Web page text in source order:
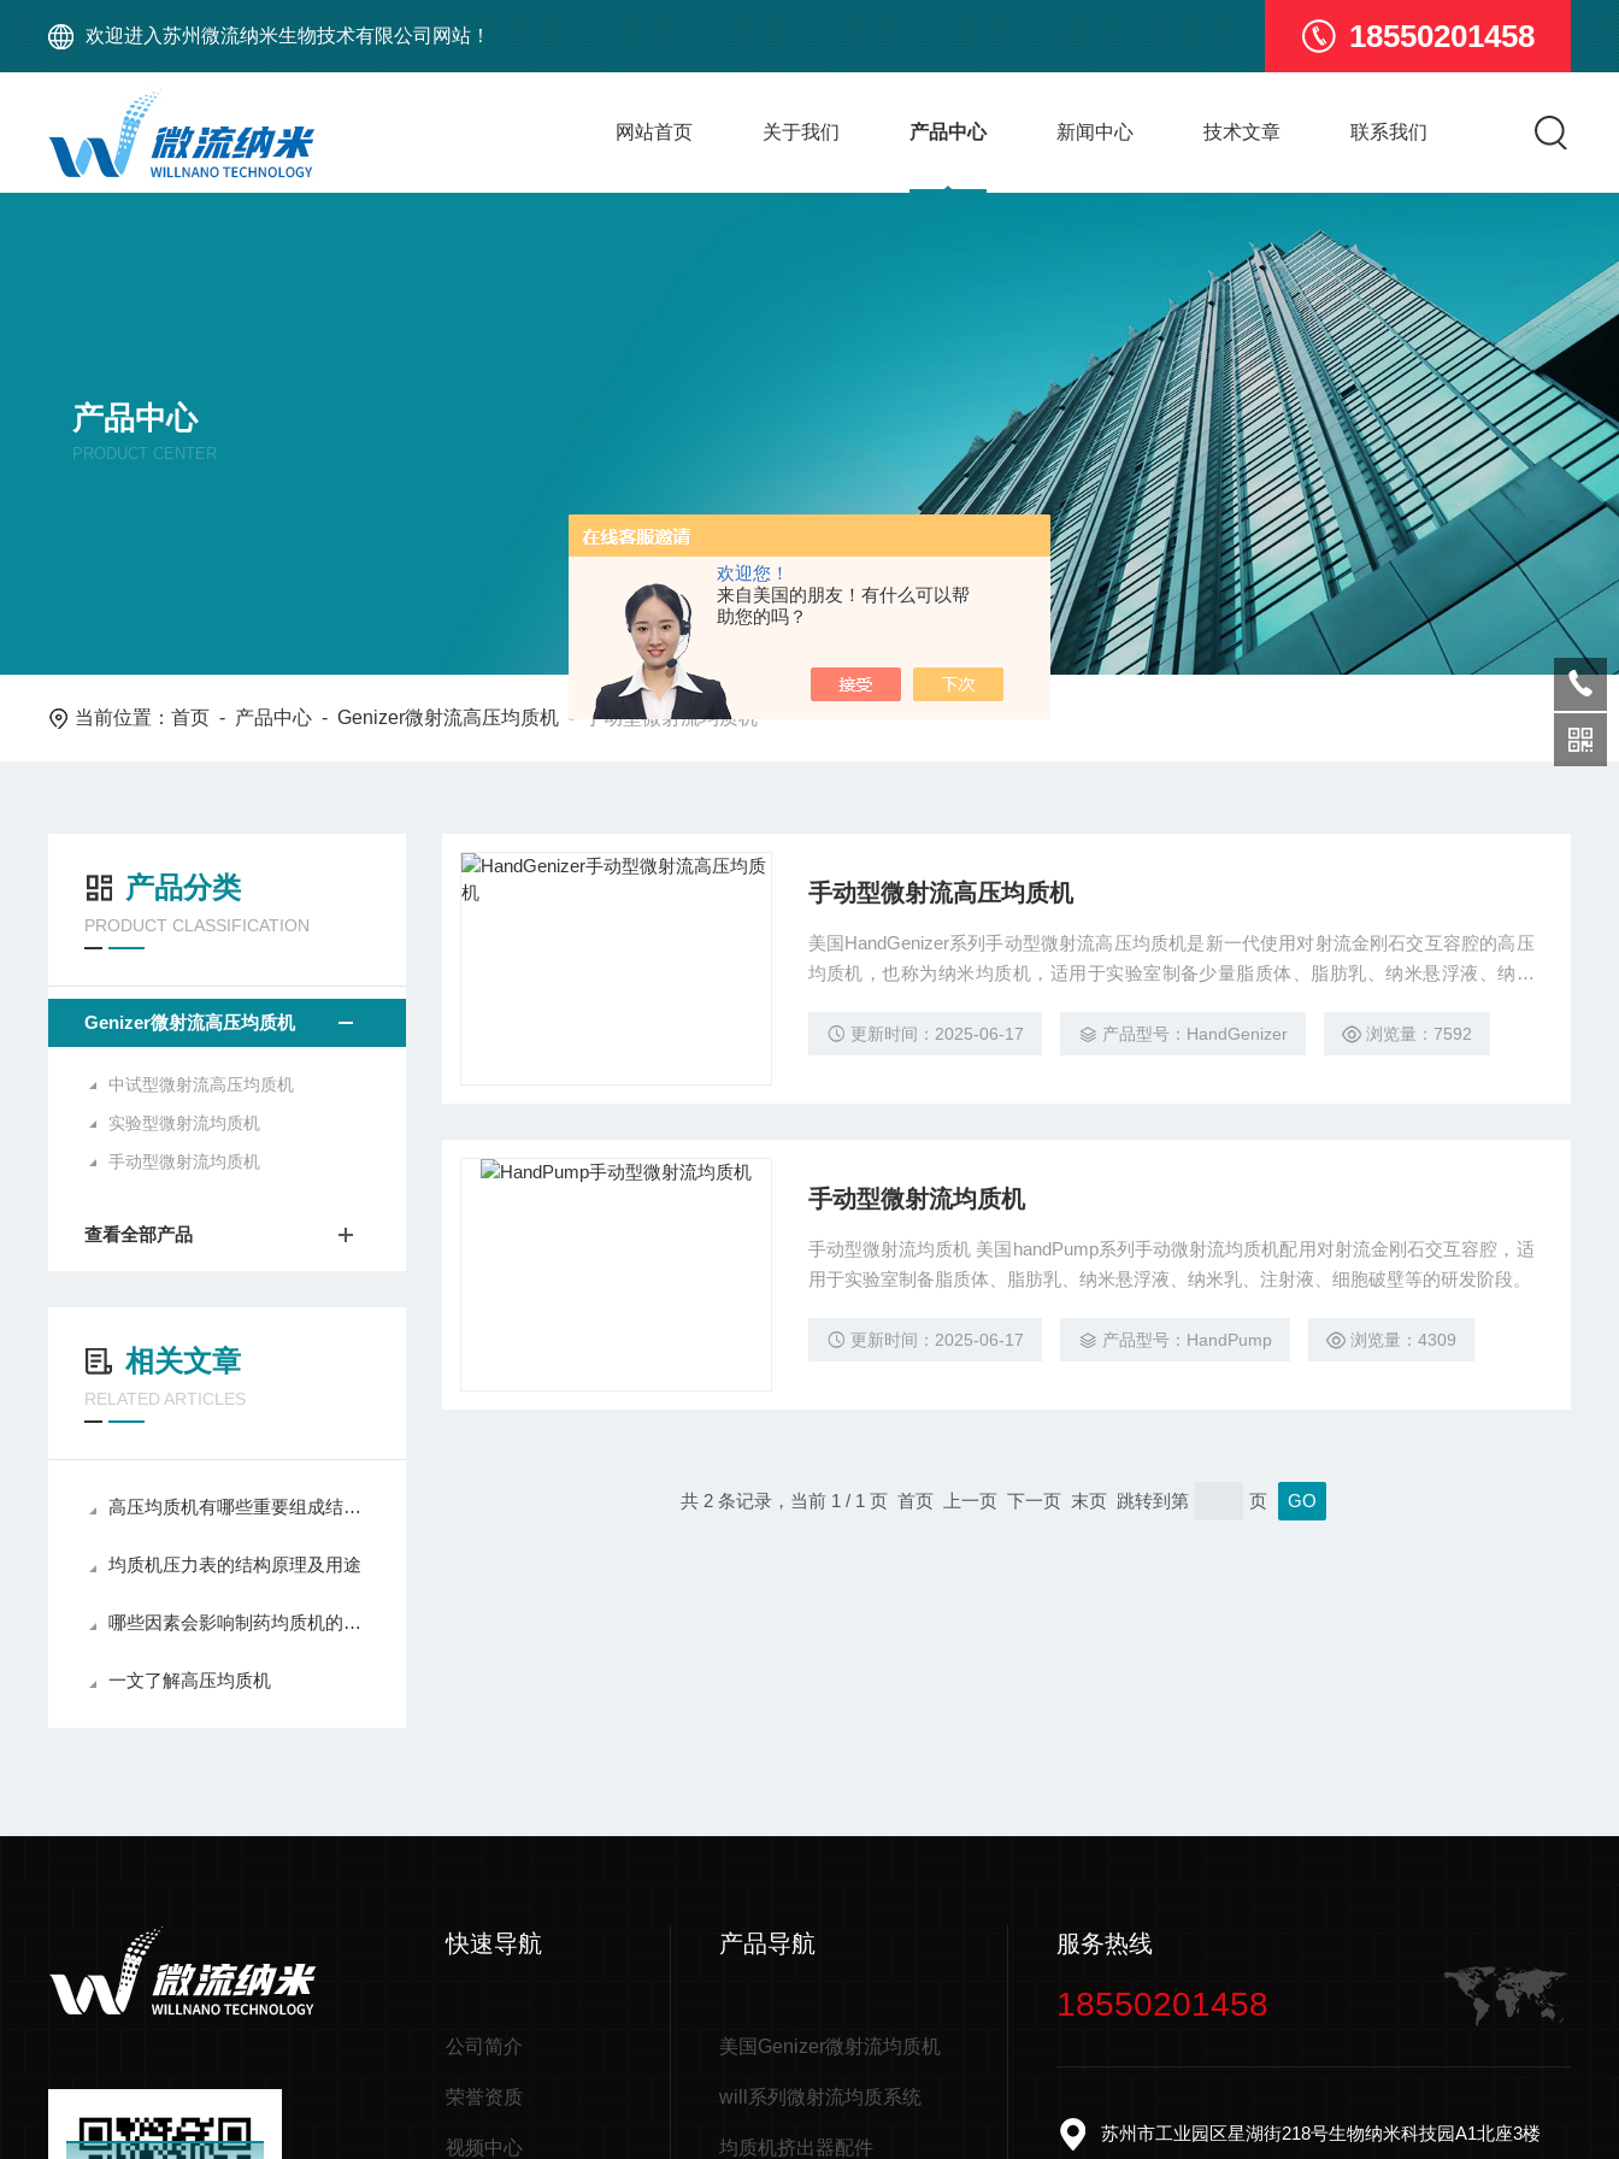
欢迎您！
来自美国的朋友！有什么可以帮
助您的吗？
欢迎进入苏州微流纳米生物技术有限公司网站！ 18550201458
网站首页 关于我们 产品中心 新闻中心 技术文章 联系我们
产品中心
PRODUCT CENTER
当前位置：首页 - 产品中心 -Genizer微射流高压均质机 - 手动型微射流均质机
产品分类
PRODUCT CLASSIFICATION
Genizer微射流高压均质机
中试型微射流高压均质机
实验型微射流均质机
手动型微射流均质机
查看全部产品
相关文章
RELATED ARTICLES
高压均质机有哪些重要组成结构是我们必须了解的？
均质机压力表的结构原理及用途
哪些因素会影响制药均质机的均质结果？
一文了解高压均质机
手动型微射流高压均质机
美国HandGenizer系列手动型微射流高压均质机是新一代使用对射流金刚石交互容腔的高压
均质机，也称为纳米均质机，适用于实验室制备少量脂质体、脂肪乳、纳米悬浮液、纳米
更新时间：2025-06-17 产品型号：HandGenizer 浏览量：7592
手动型微射流均质机
手动型微射流均质机 美国handPump系列手动微射流均质机配用对射流金刚石交互容腔，适
用于实验室制备脂质体、脂肪乳、纳米悬浮液、纳米乳、注射液、细胞破壁等的研发阶段。
更新时间：2025-06-17 产品型号：HandPump 浏览量：4309
共 2 条记录，当前 1 / 1 页 首页 上一页 下一页 末页 跳转到第 页
快速导航
公司简介
荣誉资质
视频中心
产品导航
美国Genizer微射流均质机
will系列微射流均质系统
均质机挤出器配件
服务热线
18550201458
苏州市工业园区星湖街218号生物纳米科技园A1北座3楼